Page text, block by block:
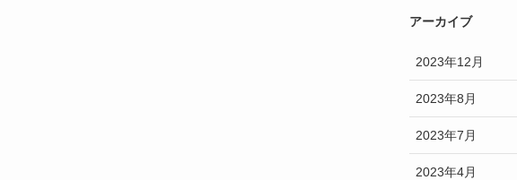
アーカイブ
2023年12月
2023年8月
2023年7月
2023年4月